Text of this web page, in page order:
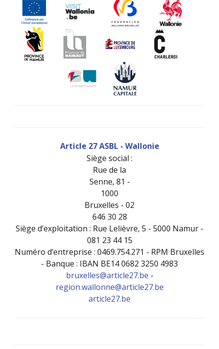
Article 27 ASBL - Wallonie
Siège social :
Rue de la
Senne, 81 -
1000
Bruxelles - 02
646 30 28
Siège d’exploitation : Rue Lelièvre, 5 - 5000 Namur -
081 23 44 15
Numéro d’entreprise : 0469.754.271 - RPM Bruxelles
- Banque : IBAN BE14 0682 3250 4983
bruxelles@article27.be -
region.wallonne@article27.be
article27.be